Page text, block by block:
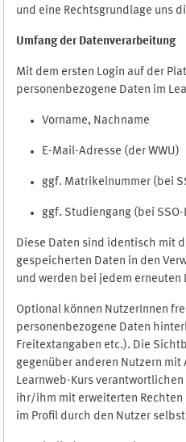
und eine Rechtsgrundlage uns
Umfang der Datenverarbeitung
Mit dem ersten Login auf der
personenbezogene Daten im
Vorname, Nachname
E-Mail-Adresse (der WWU)
ggf. Matrikelnummer (bei
ggf. Studiengang (bei SSO-
Diese Daten sind identisch mit
gespeicherten Daten in den
und werden bei jedem erneuten
Optional können NutzerInnen
personenbezogene Daten
Freitextangaben etc.). Die
gegenüber anderen Nutzern
Learnweb-Kurs
ihr/ihm mit erweiterten Rechten
im Profil durch den Nutzer